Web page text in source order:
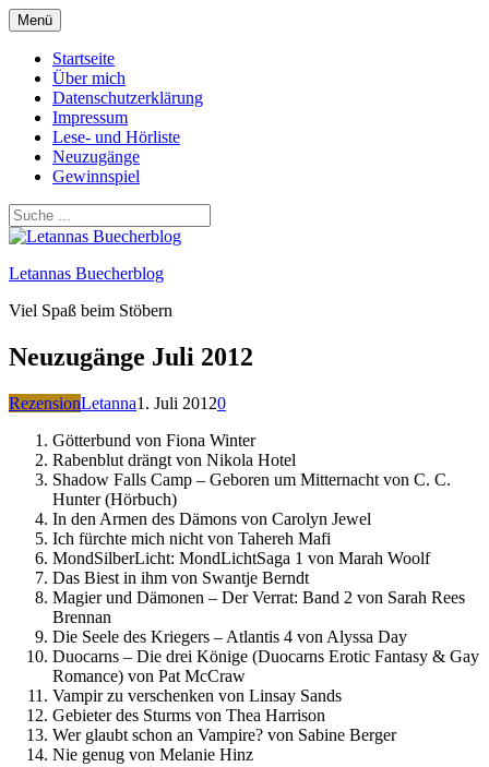
Zum
Inhalt
springen
Menü
Startseite
Über mich
Datenschutzerklärung
Impressum
Lese- und Hörliste
Neuzugänge
Gewinnspiel
Letannas Buecherblog
Viel Spaß beim Stöbern
Neuzugänge Juli 2012
RezensionLetanna1. Juli 20120
Götterbund von Fiona Winter
Rabenblut drängt von Nikola Hotel
Shadow Falls Camp – Geboren um Mitternacht von C. C.
Hunter (Hörbuch)
In den Armen des Dämons von Carolyn Jewel
Ich fürchte mich nicht von Tahereh Mafi
MondSilberLicht: MondLichtSaga 1 von Marah Woolf
Das Biest in ihm von Swantje Berndt
Magier und Dämonen – Der Verrat: Band 2 von Sarah Rees
Brennan
Die Seele des Kriegers – Atlantis 4 von Alyssa Day
Duocarns – Die drei Könige (Duocarns Erotic Fantasy & Gay
Romance) von Pat McCraw
Vampir zu verschenken von Linsay Sands
Gebieter des Sturms von Thea Harrison
Wer glaubt schon an Vampire? von Sabine Berger
Nie genug von Melanie Hinz